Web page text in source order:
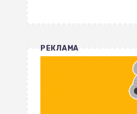
РЕКЛАМА